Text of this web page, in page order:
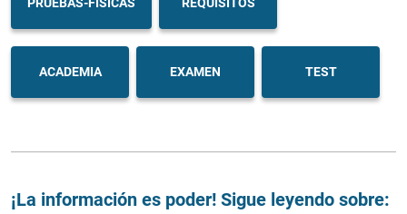
ACADEMIA EXAMEN TEST
¡La información es poder! Sigue leyendo sobre: